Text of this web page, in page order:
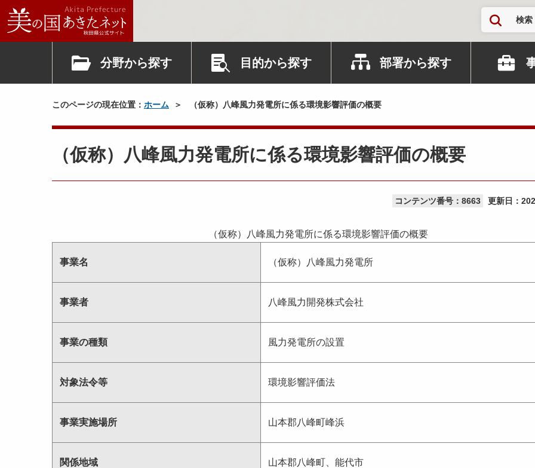
検索
分野から探す 目的から探す 部署から探す
このページの現在位置： ホーム （仮称）八峰風力発電所に係る環境影響評価の概要
（仮称）八峰風力発電所に係る環境影響評価の概要
コンテンツ番号：8663 更新日：
（仮称）八峰風力発電所に係る環境影響評価の概要
事業名 （仮称）八峰風力発電所
事業者 八峰風力開発株式会社
事業の種類 風力発電所の設置
対象法令等 環境影響評価法
事業実施場所 山本郡八峰町峰浜
関係地域 山本郡八峰町、能代市